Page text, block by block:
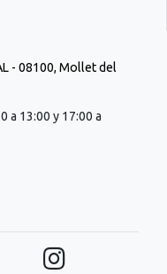
- 08100, Mollet del
a 13:00 y 17:00 a